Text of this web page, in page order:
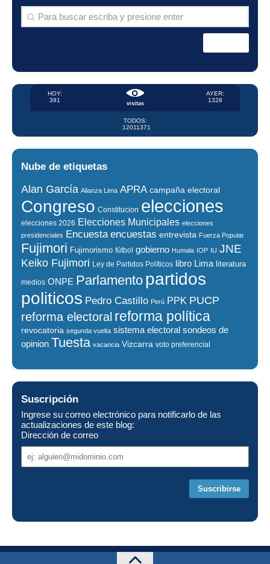
visitas
HOY:
391
AYER:
1328
TODOS:
12011371
Nube de etiquetas
Alan García Alianza Lima APRA campaña electoral
Congreso Constitucion elecciones
elecciones 2026 Elecciones Municipales elecciones
presidenciales Encuesta encuestas entrevista Fuerza Popular
Fujimori Fujimorismo fútbol gobierno Humala IOP IU JNE
Keiko Fujimori Ley de Partidos Políticos libro Lima literatura
medios ONPE Parlamento partidos
politicos Pedro Castillo Perú PPK PUCP
reforma electoral reforma política
revocatoria segunda vuelta sistema electoral sondeos de
opinion Tuesta vacancia Vizcarra voto preferencial
Suscripción
Ingrese su correo electrónico para notificarlo de las
actualizaciones de este blog:
Dirección de correo
de